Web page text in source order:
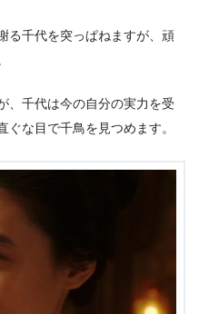
る千代を突っぱねますが、頑
、千代は今の自分の実力を受
な目で千鳥を見つめます。